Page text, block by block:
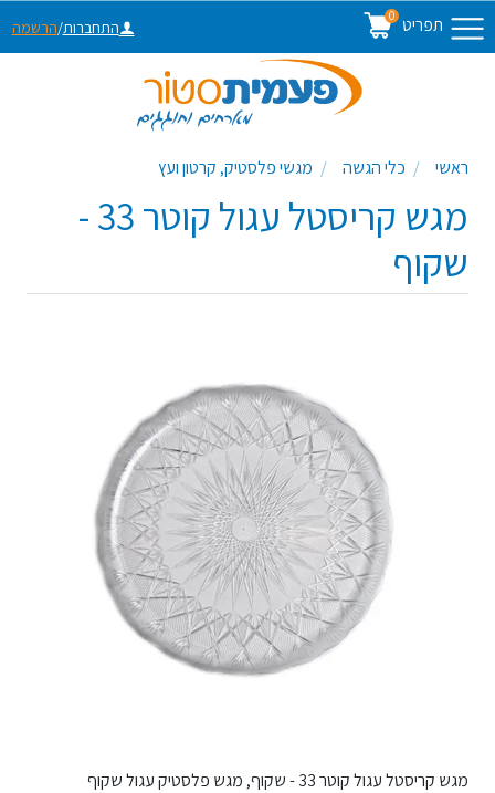
תפריט 0
התחברות/הרשמה
ראשי כלי הגשה מגשי פלסטיק, קרטון ועץ
מגש קריסטל עגול קוטר 33 -
שקוף
מגש קריסטל עגול קוטר 33 - שקוף, מגש פלסטיק עגול שקוף